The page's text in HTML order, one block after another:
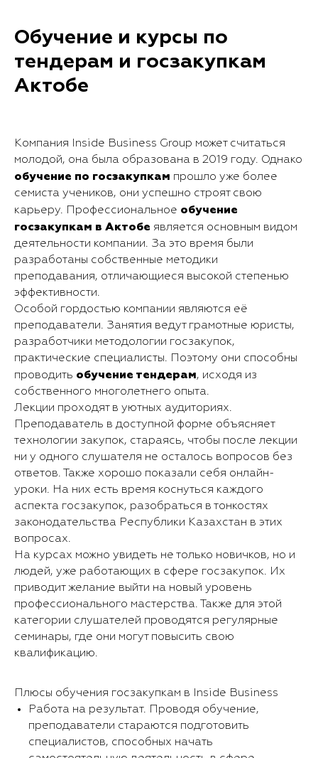
Обучение и курсы по
тендерам и госзакупкам
Актобе
Компания Inside Business Group может считаться
молодой, она была образована в 2019 году. Однако
обучение по госзакупкам прошло уже более
семиста учеников, они успешно строят свою
карьеру. Профессиональное обучение
госзакупкам в Актобе является основным видом
деятельности компании. За это время были
разработаны собственные методики
преподавания, отличающиеся высокой степенью
эффективности.
Особой гордостью компании являются её
преподаватели. Занятия ведут грамотные юристы,
разработчики методологии госзакупок,
практические специалисты. Поэтому они способны
проводить обучение тендерам, исходя из
собственного многолетнего опыта.
Лекции проходят в уютных аудиториях.
Преподаватель в доступной форме объясняет
технологии закупок, стараясь, чтобы после лекции
ни у одного слушателя не осталось вопросов без
ответов. Также хорошо показали себя онлайн-
уроки. На них есть время коснуться каждого
аспекта госзакупок, разобраться в тонкостях
законодательства Республики Казахстан в этих
вопросах.
На курсах можно увидеть не только новичков, но и
людей, уже работающих в сфере госзакупок. Их
приводит желание выйти на новый уровень
профессионального мастерства. Также для этой
категории слушателей проводятся регулярные
семинары, где они могут повысить свою
квалификацию.
Плюсы обучения госзакупкам в Inside Business
Работа на результат. Проводя обучение,
преподаватели стараются подготовить
специалистов, способных начать